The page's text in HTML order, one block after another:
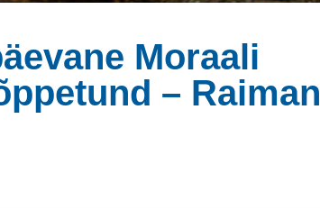
Moraali
– Raiman